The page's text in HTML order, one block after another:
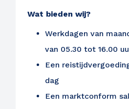
Wat bieden wij?
Werkdagen van
van 05.30 tot 16.00
Een
dag
Een marktconform